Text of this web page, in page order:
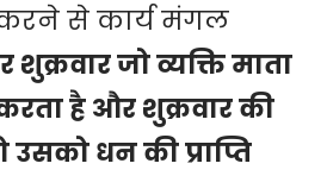
करने से कार्य मंगल
शुक्रवार जो व्यक्ति माता
है और शुक्रवार की
धन की प्राप्ति